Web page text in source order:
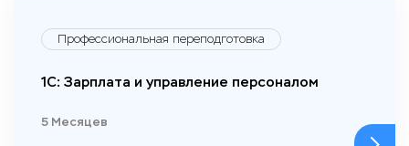
Профессиональная переподготовка
1С: Зарплата и управление персоналом
5 Месяцев